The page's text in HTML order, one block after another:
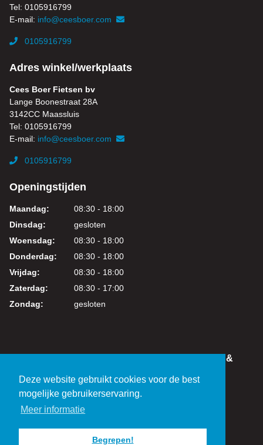
Deze website gebruikt cookies voor de best
mogelijke gebruikerservaring.
Meer informatie
Begrepen!
Tel: 0105916799
E-mail: info@ceesboer.com
0105916799
Adres winkel/werkplaats
Cees Boer Fietsen bv
Lange Boonestraat 28A
3142CC Maassluis
Tel: 0105916799
E-mail: info@ceesboer.com
0105916799
Openingstijden
Maandag:
08:30 - 18:00
Dinsdag:
gesloten
Woensdag:
08:30 - 18:00
Donderdag:
08:30 - 18:00
Vrijdag:
08:30 - 18:00
Zaterdag:
08:30 - 17:00
Zondag:
gesloten
IN DEZE WEBSHOP KUNT U VEILIG WINKELEN &
BTW: NL821038461B01